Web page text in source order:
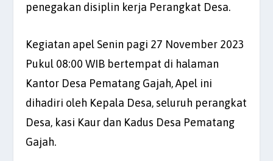
penegakan disiplin kerja Perangkat Desa.
Kegiatan apel Senin pagi 27 November 2023
Pukul 08:00 WIB bertempat di halaman
Kantor Desa Pematang Gajah, Apel ini
dihadiri oleh Kepala Desa, seluruh perangkat
Desa, kasi Kaur dan Kadus Desa Pematang
Gajah.